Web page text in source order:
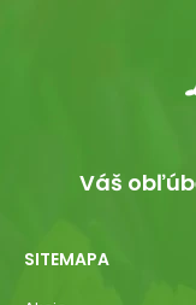
Váš
SITEMAPA